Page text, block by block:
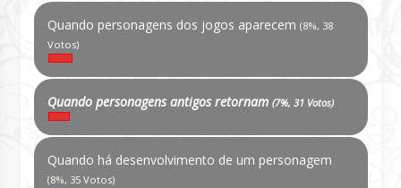
Quando personagens dos jogos aparecem (8%, 38
Votos)
Quando personagens antigos retornam (7%, 31 Votos)
Quando há desenvolvimento de um personagem
(8%, 35 Votos)